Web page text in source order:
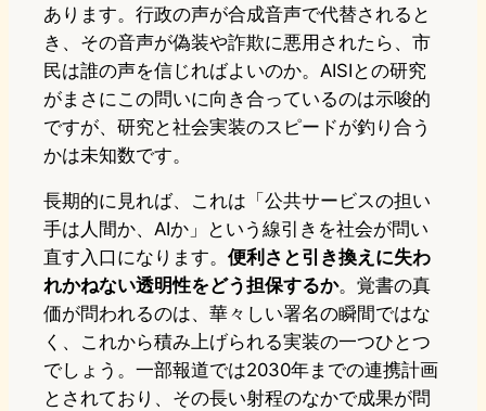
あります。行政の声が合成音声で代替されると
き、その音声が偽装や詐欺に悪用されたら、市
民は誰の声を信じればよいのか。AISIとの研究
がまさにこの問いに向き合っているのは示唆的
ですが、研究と社会実装のスピードが釣り合う
かは未知数です。
長期的に見れば、これは「公共サービスの担い
手は人間か、AIか」という線引きを社会が問い
直す入口になります。 便利さと引き換えに失わ
れかねない透明性をどう担保するか。覚書の真
価が問われるのは、華々しい署名の瞬間ではな
く、これから積み上げられる実装の一つひとつ
でしょう。一部報道では2030年までの連携計画
とされており、その長い射程のなかで成果が問